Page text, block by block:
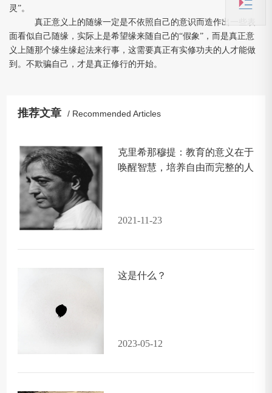
灵”。
真正意义上的随缘⼀定是不依照 ⾃⼰的意识⽽造作出
⾯看似 ⾃⼰随缘，实际上是希望缘来随⾃⼰的“假象”，⽽是真正意
义上随那个缘⽣缘起法来⾏事，这需要真正有实修功夫的 ⼈ 才能做
到。不欺骗⾃⼰ ，才是真正修⾏的开始。
推荐文章 / Recommended Articles
克里希那穆提：教育的意义在于
唤醒智慧，培养自由而完整的人
2021-11-23
这是什么？
2023-05-12